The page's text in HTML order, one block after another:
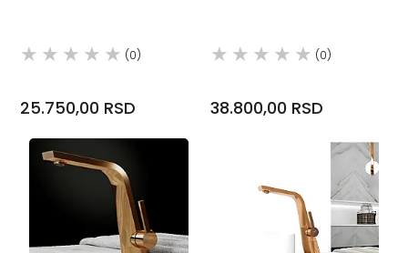
(0)
25.750,00 RSD
(0)
38.800,00 RSD